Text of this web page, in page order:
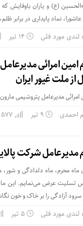
(ع) و یاران باوفایش
نماد پایداری در برابر
لندی مورد فلی ۱۴ تیر
امین امرائی
از ملت غیور ایران
امرائی مدیرعامل پتروشیمی
احمدی ۹ تیر
مدیرعامل شرکت
ماه محرم، ماه دلدادگی و
تسلیت عرض می‌نمایم. این
آزادگی را بر خاک و خون
لندی مورد فلی ۵ تیر